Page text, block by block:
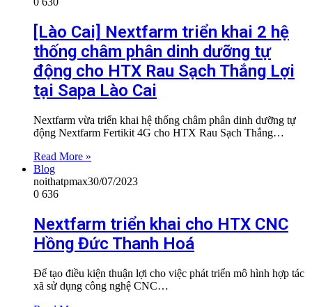
[Lào Cai] Nextfarm triển khai 2 hệ
thống châm phân dinh dưỡng tự
động cho HTX Rau Sạch Thắng Lợi
tại Sapa Lào Cai
Nextfarm vừa triển khai hệ thống châm phân dinh dưỡng tự
động Nextfarm Fertikit 4G cho HTX Rau Sạch Thắng…
Read More »
Blog
noithatpmax30/07/2023
0 636
Nextfarm triển khai cho HTX CNC
Hồng Đức Thanh Hoá
Để tạo điều kiện thuận lợi cho việc phát triển mô hình hợp tác
xã sử dụng công nghệ CNC…